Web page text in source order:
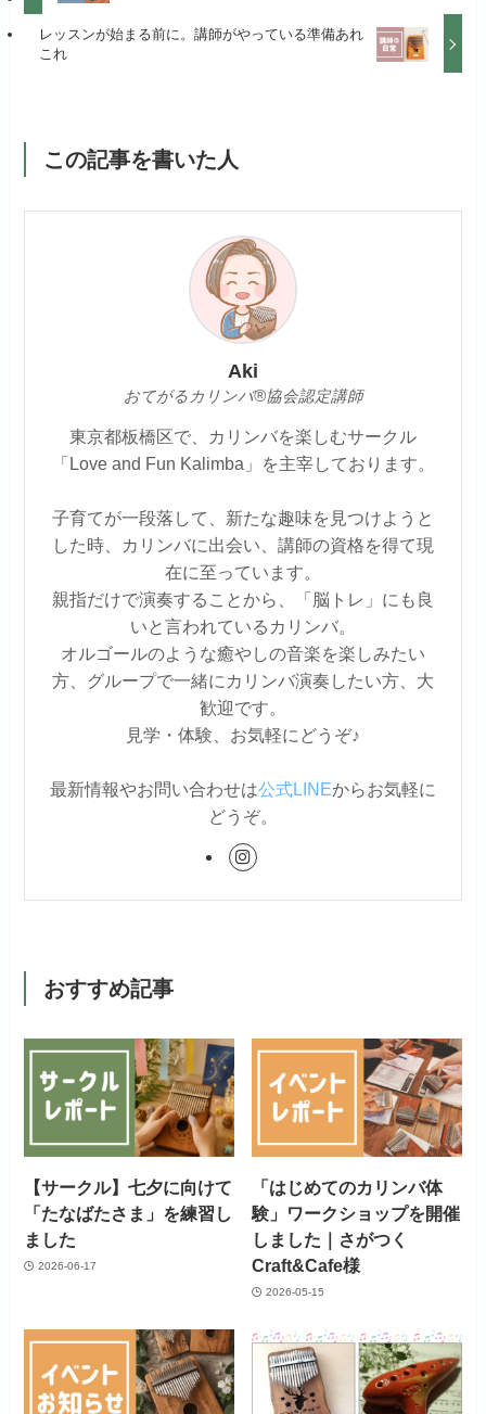
レッスンが始まる前に。講師がやっている準備あれ
これ
この記事を書いた人
Aki
おてがるカリンバ®協会認定講師
東京都板橋区で、カリンバを楽しむサークル
「Love and Fun Kalimba」を主宰しております。
子育てが一段落して、新たな趣味を見つけようと
した時、カリンバに出会い、講師の資格を得て現
在に至っています。
親指だけで演奏することから、「脳トレ」にも良
いと言われているカリンバ。
オルゴールのような癒やしの音楽を楽しみたい
方、グループで一緒にカリンバ演奏したい方、大
歓迎です。
見学・体験、お気軽にどうぞ♪
最新情報やお問い合わせは公式LINEからお気軽に
どうぞ。
おすすめ記事
【サークル】七夕に向けて
「たなばたさま」を練習し
ました
2026-06-17
「はじめてのカリンバ体
験」ワークショップを開催
しました｜さがつく
Craft&Cafe様
2026-05-15